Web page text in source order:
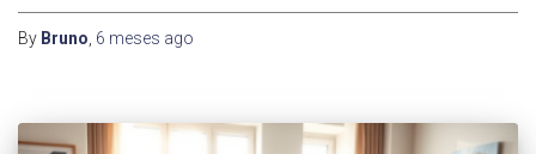
By Bruno 6 meses ago